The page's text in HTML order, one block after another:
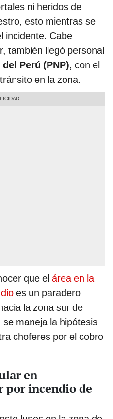
ni heridos de
esto mientras se
incidente. Cabe
también llegó personal
Perú (PNP), con el
en la zona.
que el área en la
es un paradero
la zona sur de
maneja la hipótesis
choferes por el cobro
en
por incendio de